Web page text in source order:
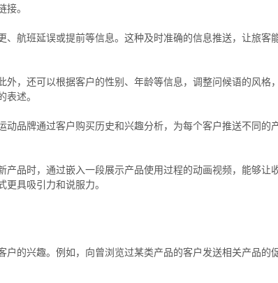
。
航班延误或提前等信息。这种及时准确的信息推送，让旅客
，还可以根据客户的性别、年龄等信息，调整问候语的风格，
述。
品牌通过客户购买历史和兴趣分析，为每个客户推送不同的
品时，通过嵌入一段展示产品使用过程的动画视频，能够让
具吸引力和说服力。
的兴趣。例如，向曾浏览过某类产品的客户发送相关产品的